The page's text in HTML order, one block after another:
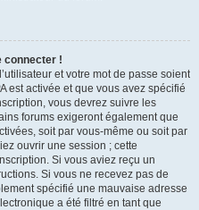
connecter !
et votre mot de passe soient
est activée et que vous avez spécifié
vous devrez suivre les
forums exigeront également que
soit par vous-même ou soit par
ouvrir une session ; cette
Si vous aviez reçu un
Si vous ne recevez pas de
spécifié une mauvaise adresse
a été filtré en tant que